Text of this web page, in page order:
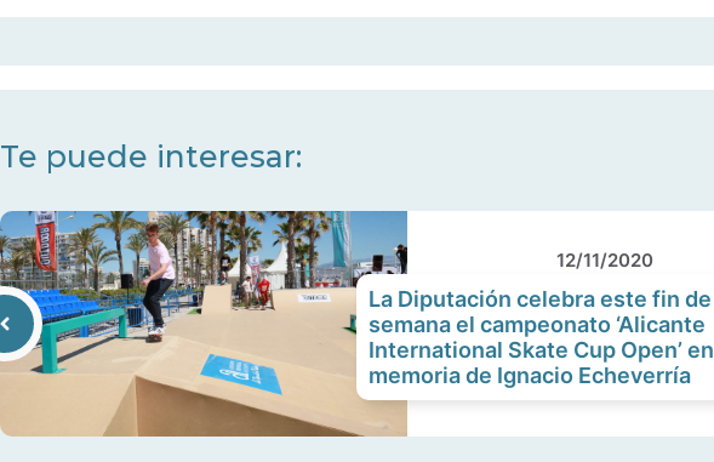
Te puede interesar:
12/11/2020
La Diputación celebra este fin de
semana el campeonato ‘Alicante
International Skate Cup Open’ en
memoria de Ignacio Echeverría